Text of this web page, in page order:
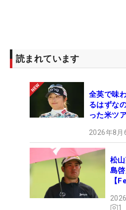
読まれています
全英で味
るはずな
った米ツ
2026年8月
松
島
【
1